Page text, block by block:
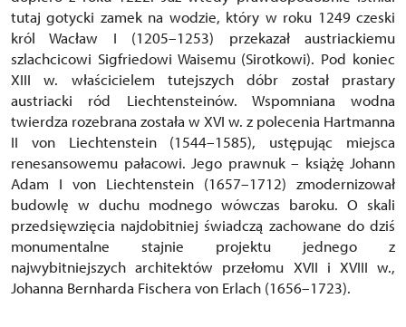
tutaj gotycki zamek na wodzie, który w roku 1249 czeski
król Wacław I (1205–1253) przekazał austriackiemu
szlachcicowi Sigfriedowi Waisemu (Sirotkowi). Pod koniec
XIII w. właścicielem tutejszych dóbr został prastary
austriacki ród Liechtensteinów. Wspomniana wodna
twierdza rozebrana została w XVI w. z polecenia Hartmanna
II von Liechtenstein (1544–1585), ustępując miejsca
renesansowemu pałacowi. Jego prawnuk – książę Johann
Adam I von Liechtenstein (1657–1712) zmodernizował
budowlę w duchu modnego wówczas baroku. O skali
przedsięwzięcia najdobitniej świadczą zachowane do dziś
monumentalne stajnie projektu jednego z
najwybitniejszych architektów przełomu XVII i XVIII w.,
Johanna Bernharda Fischera von Erlach (1656–1723).